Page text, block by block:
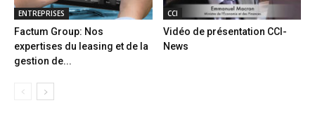
ENTREPRISES
Factum Group: Nos
expertises du leasing et de la
gestion de...
CCI
Vidéo de présentation CCI-
News